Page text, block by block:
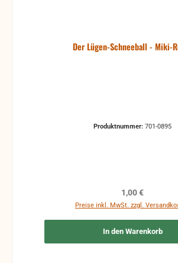
Der Lügen-Schneeball - Miki-
Produktnummer: 701-0895
Regulärer Preis:
1,00 €
Preise inkl. MwSt. zzgl.
In den Warenkorb